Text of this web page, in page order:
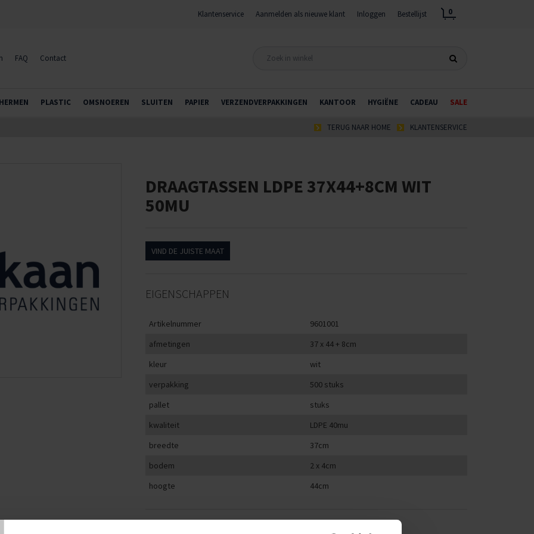
Klantenservice Aanmelden als nieuwe klant Inloggen Bestellijst 0
FAQ Contact
PLASTIC OMSNOEREN SLUITEN PAPIER VERZENDVERPAKKINGEN KANTOOR HYGIËNE CADEAU SALE
KLANTENSERVICE
TERUG NAAR HOME
DRAAGTASSEN LDPE 37X44+8CM WIT
50MU
VIND DE JUISTE MAAT
EIGENSCHAPPEN
Artikelnummer
9601001
afmetingen
37 x 44 + 8cm
kleur
wit
verpakking
500 stuks
pallet
stuks
kwaliteit
LDPE 40mu
breedte
37cm
bodem
2 x 4cm
hoogte
44cm